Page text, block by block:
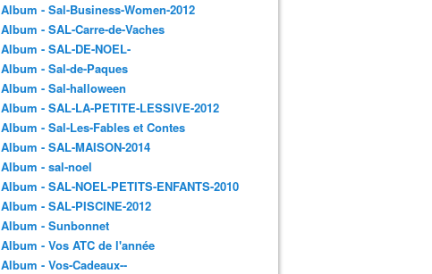
Album - Sal-Business-Women-2012
Album - SAL-Carre-de-Vaches
Album - SAL-DE-NOEL-
Album - Sal-de-Paques
Album - Sal-halloween
Album - SAL-LA-PETITE-LESSIVE-2012
Album - Sal-Les-Fables et Contes
Album - SAL-MAISON-2014
Album - sal-noel
Album - SAL-NOEL-PETITS-ENFANTS-2010
Album - SAL-PISCINE-2012
Album - Sunbonnet
Album - Vos ATC de l'année
Album - Vos-Cadeaux--